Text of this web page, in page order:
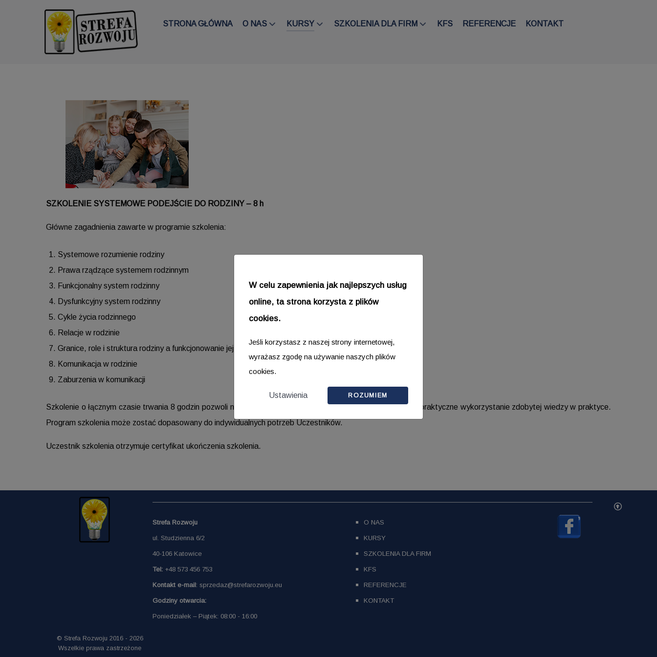
STRONA GŁÓWNA O NAS KURSY SZKOLENIA DLA FIRM KFS REFERENCJE KONTAKT
SZKOLENIE SYSTEMOWE PODEJŚCIE DO RODZINY – 8 h
Główne zagadnienia zawarte w programie szkolenia:
Systemowe rozumienie rodziny
Prawa rządzące systemem rodzinnym
Funkcjonalny system rodzinny
Dysfunkcyjny system rodzinny
Cykle życia rodzinnego
Relacje w rodzinie
Granice, role i struktura rodziny a funkcjonowanie jej członków
Komunikacja w rodzinie
Zaburzenia w komunikacji
Szkolenie o łącznym czasie trwania 8 godzin pozwoli na dogłębne omówienie każdego z tych tematów oraz praktyczne wykorzystanie zdobytej wiedzy w praktyce.
Program szkolenia może zostać dopasowany do indywidualnych potrzeb Uczestników.
Uczestnik szkolenia otrzymuje certyfikat ukończenia szkolenia.
Strefa Rozwoju
ul. Studzienna 6/2
40-106 Katowice
Tel: +48 573 456 753
Kontakt e-mail: sprzedaz@strefarozwoju.eu
Godziny otwarcia:
Poniedziałek – Piątek: 08:00 - 16:00
O NAS
KURSY
SZKOLENIA DLA FIRM
KFS
REFERENCJE
KONTAKT
© Strefa Rozwoju 2016 - 2026
Wszelkie prawa zastrzeżone
W celu zapewnienia jak najlepszych usług
online, ta strona korzysta z plików
cookies.
Jeśli korzystasz z naszej strony internetowej,
wyrażasz zgodę na używanie naszych plików
cookies.
Ustawienia ROZUMIEM